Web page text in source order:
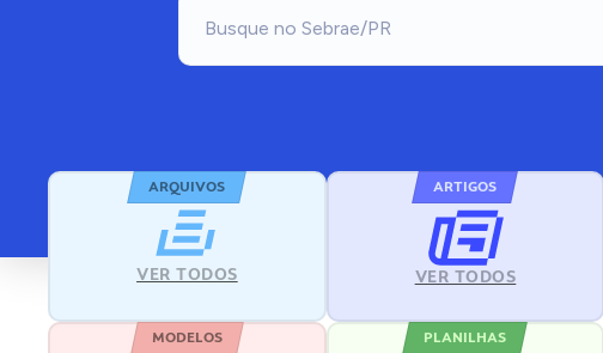
ARQUIVOS
VER TODOS
ARTIGOS
VER TODOS
MODELOS PLANILHAS